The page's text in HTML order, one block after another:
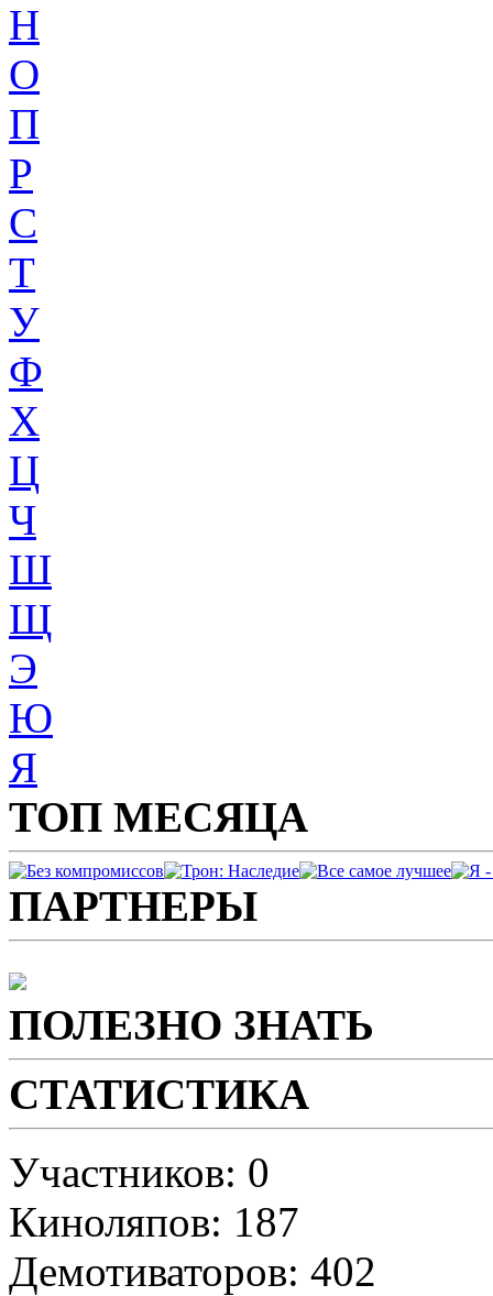
Н
О
П
Р
С
Т
У
Ф
Х
Ц
Ч
Ш
Щ
Э
Ю
Я
ТОП МЕСЯЦА
ПАРТНЕРЫ
ПОЛЕЗНО ЗНАТЬ
СТАТИСТИКА
Участников: 0
Киноляпов: 187
Демотиваторов: 402